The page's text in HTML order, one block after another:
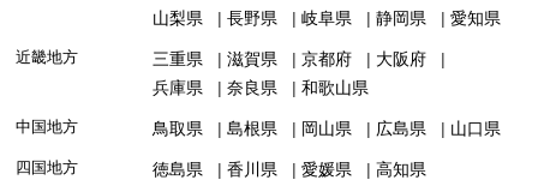
山梨県
長野県 岐阜県 静岡県 愛知県
近畿地方 三重県 滋賀県 京都府
大阪府
兵庫県
奈良県 和歌山県
中国地方 鳥取県 島根県 岡山県 広島県 山口県
四国地方 徳島県 香川県 愛媛県 高知県